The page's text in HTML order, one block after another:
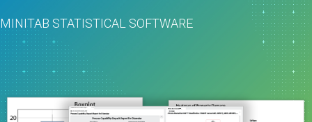
MINITAB STATISTICAL SOFTWARE